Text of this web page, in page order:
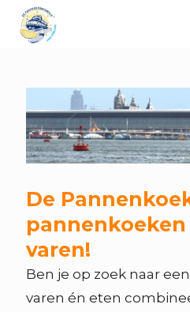
De
varen!
Ben je op zoek naar
varen én eten